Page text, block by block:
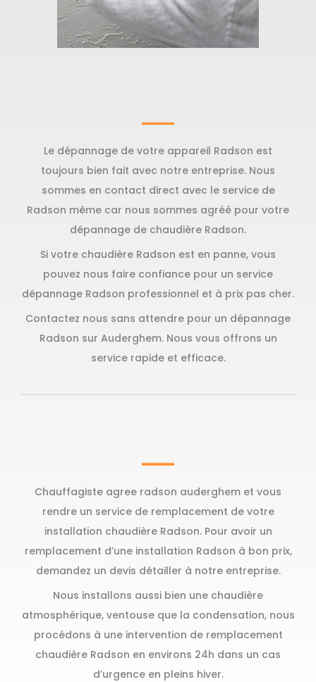
Le dépannage de votre appareil Radson est
toujours bien fait avec notre entreprise. Nous
sommes en contact direct avec le service de
Radson même car nous sommes agréé pour votre
dépannage de chaudière Radson.
Si votre chaudière Radson est en panne, vous
pouvez nous faire confiance pour un service
dépannage Radson professionnel et à prix pas cher.
Contactez nous sans attendre pour un dépannage
Radson sur Auderghem. Nous vous offrons un
service rapide et efficace.
Chauffagiste agree radson auderghem et vous
rendre un service de remplacement de votre
installation chaudière Radson. Pour avoir un
remplacement d’une installation Radson à bon prix,
demandez un devis détailler à notre entreprise.
Nous installons aussi bien une chaudière
atmosphérique, ventouse que la condensation, nous
procédons à une intervention de remplacement
chaudière Radson en environs 24h dans un cas
d’urgence en pleins hiver.